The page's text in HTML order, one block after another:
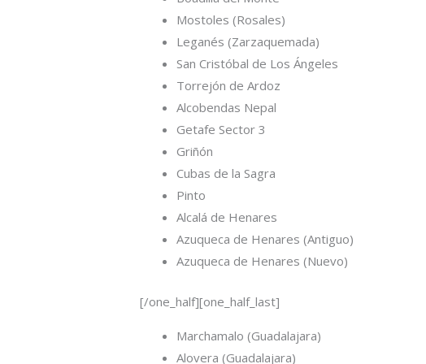
Mostoles (Rosales)
Leganés (Zarzaquemada)
San Cristóbal de Los Ángeles
Torrejón de Ardoz
Alcobendas Nepal
Getafe Sector 3
Griñón
Cubas de la Sagra
Pinto
Alcalá de Henares
Azuqueca de Henares (Antiguo)
Azuqueca de Henares (Nuevo)
[/one_half][one_half_last]
Marchamalo (Guadalajara)
Alovera (Guadalajara)